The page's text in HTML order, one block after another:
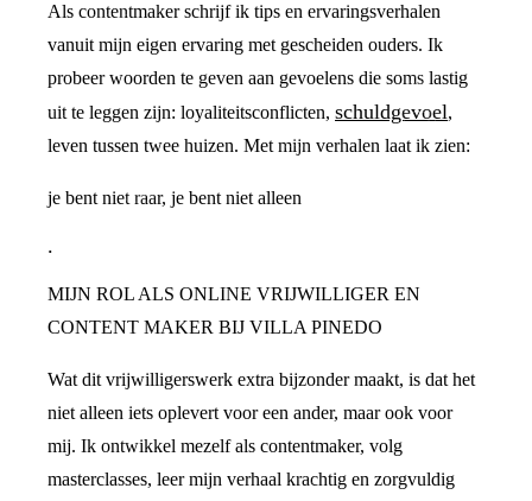
Als contentmaker schrijf ik tips en ervaringsverhalen
vanuit mijn eigen ervaring met gescheiden ouders. Ik
probeer woorden te geven aan gevoelens die soms lastig
uit te leggen zijn: loyaliteitsconflicten, schuldgevoel,
leven tussen twee huizen. Met mijn verhalen laat ik zien:
je bent niet raar, je bent niet alleen
.
MIJN ROL ALS ONLINE VRIJWILLIGER EN
CONTENT MAKER BIJ VILLA PINEDO
Wat dit vrijwilligerswerk extra bijzonder maakt, is dat het
niet alleen iets oplevert voor een ander, maar ook voor
mij. Ik ontwikkel mezelf als contentmaker, volg
masterclasses, leer mijn verhaal krachtig en zorgvuldig